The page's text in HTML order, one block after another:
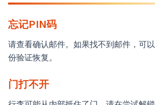
忘记PIN码
请查看确认邮件。如果找不到邮件，可
份验证恢复。
门打不开